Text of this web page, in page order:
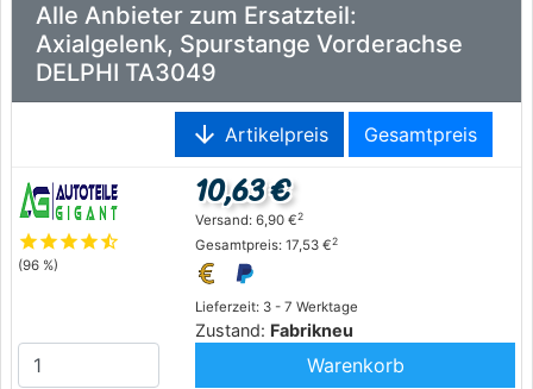
Alle Anbieter zum Ersatzteil:
Axialgelenk, Spurstange Vorderachse
DELPHI TA3049
arrow_downward Artikelpreis Gesamtpreis
starstarstarstarstar_half
(96 %)
Lieferzeit: 3 - 7 Werktage
Zustand: Fabrikneu
10,63 €
Versand: 6,90 €2
Gesamtpreis: 17,53 €2
Warenkorb